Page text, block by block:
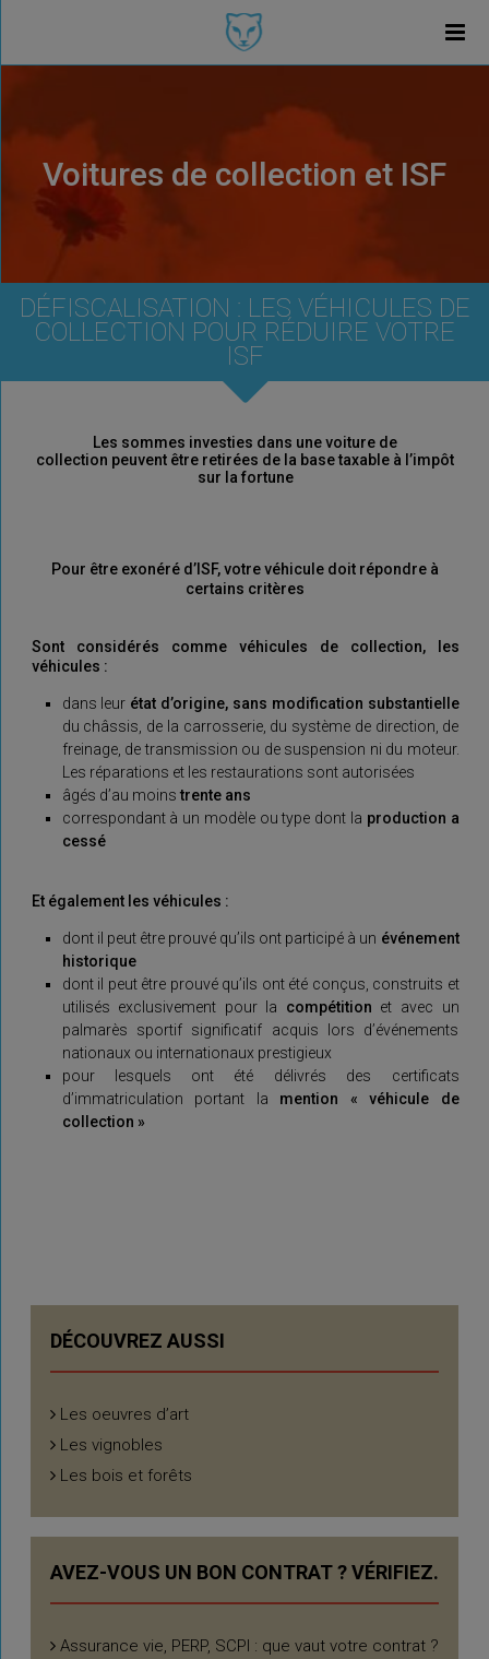
Voitures de collection et ISF
DÉFISCALISATION : LES VÉHICULES DE
COLLECTION POUR RÉDUIRE VOTRE
ISF
Les sommes investies dans une voiture de
collection peuvent être retirées de la base taxable à l’impôt
sur la fortune
Pour être exonéré d’ISF, votre véhicule doit répondre à
certains critères
Sont considérés comme véhicules de collection, les
véhicules :
dans leur état d’origine, sans modification substantielle
du châssis, de la carrosserie, du système de direction, de
freinage, de transmission ou de suspension ni du moteur.
Les réparations et les restaurations sont autorisées
âgés d’au moinstrente ans
correspondant à un modèle ou type dont la production a
cessé
Et également les véhicules :
dont il peut être prouvé qu’ils ont participé à un événement
historique
dont il peut être prouvé qu’ils ont été conçus, construits et
utilisés exclusivement pour la compétition et avec un
palmarès sportif significatif acquis lors d’événements
nationaux ou internationaux prestigieux
pour lesquels ont été délivrés des certificats
d’immatriculation portant la mention « véhicule de
collection »
DÉCOUVREZ AUSSI
Les oeuvres d’art
Les vignobles
Les bois et forêts
AVEZ-VOUS UN BON CONTRAT ? VÉRIFIEZ.
Assurance vie, PERP, SCPI : que vaut votre contrat ?